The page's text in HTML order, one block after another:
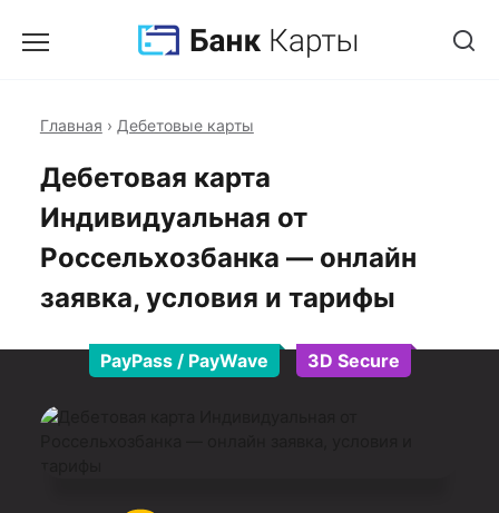
Главная › Дебетовые карты
Дебетовая карта
Индивидуальная от
Россельхозбанка — онлайн
заявка, условия и тарифы
PayPass / PayWave 3D Secure